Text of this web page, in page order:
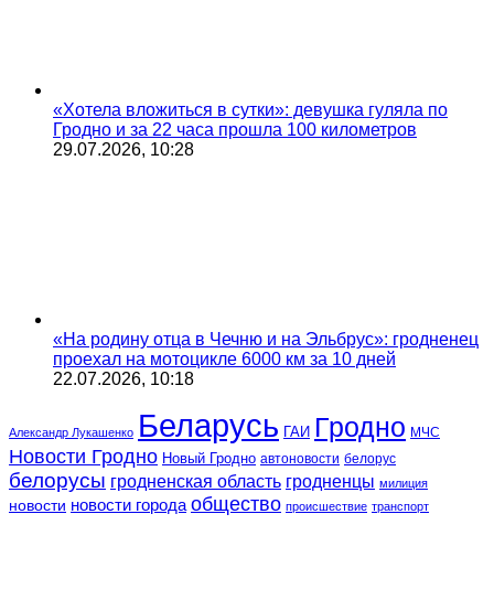
«Хотела вложиться в сутки»: девушка гуляла по
Гродно и за 22 часа прошла 100 километров
29.07.2026, 10:28
«На родину отца в Чечню и на Эльбрус»: гродненец
проехал на мотоцикле 6000 км за 10 дней
22.07.2026, 10:18
Александр Лукашенко Беларусь ГАИ Гродно МЧС
Новости Гродно Новый Гродно автоновости белорус
белорусы гродненская область гродненцы милиция
новости новости города общество происшествие транспорт